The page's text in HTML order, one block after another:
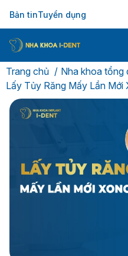
Bản tinTuyển dụng
Trang chủ
Nha khoa tổng
Lấy Tủy Răng Mấy Lần Mới